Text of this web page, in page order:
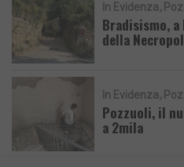
In Evidenza
Bradisismo,
della
In Evidenza
Pozzuoli, il
a 2mila